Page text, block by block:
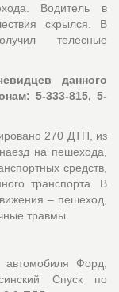
Водитель в
скрылся. В
телесные
данного
5-333-815, 5-
270 ДТП, из
на пешехода,
средств,
транспорта. В
– пешеход,
травмы.
Форд,
Спуск по